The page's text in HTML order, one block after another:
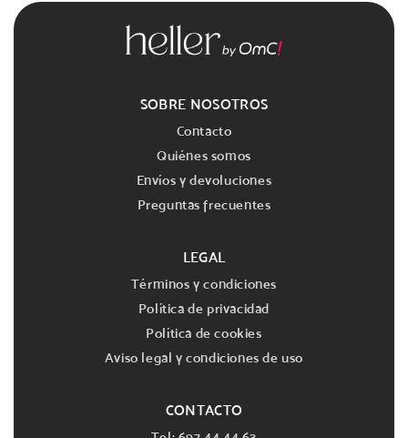
SOBRE NOSOTROS
Contacto
Quiénes somos
Envíos y devoluciones
Preguntas frecuentes
LEGAL
Términos y condiciones
Política de privacidad
Política de cookies
Aviso legal y condiciones de uso
CONTACTO